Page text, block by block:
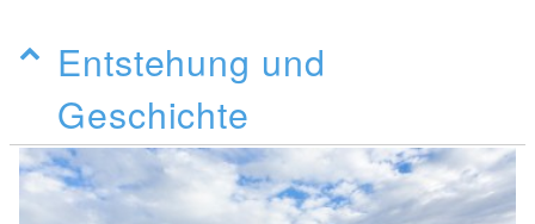
Entstehung und
Geschichte